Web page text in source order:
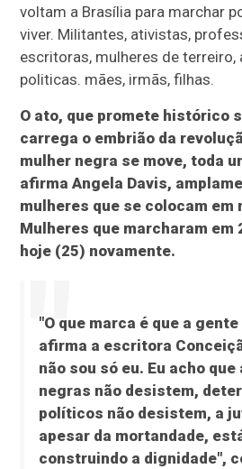
voltam a Brasília para marchar
viver. Militantes, ativistas,
escritoras, mulheres de terreiro,
politicas. mães, irmãs, filhas.
O ato, que promete histórico
carrega o embrião da
mulher negra se move, toda
afirma Angela Davis,
mulheres que se colocam em
Mulheres que marcharam em
hoje (25) novamente.
"O que marca é que a
afirma a escritora
não sou só eu. Eu acho
negras não desistem,
políticos não desistem, a
apesar da mortandade,
construindo a dignidade",